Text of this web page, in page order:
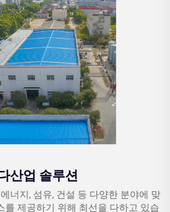
산업 솔루션
너지, 섬유, 건설 등 다양한 분야에 맞
를 제공하기 위해 최선을 다하고 있습